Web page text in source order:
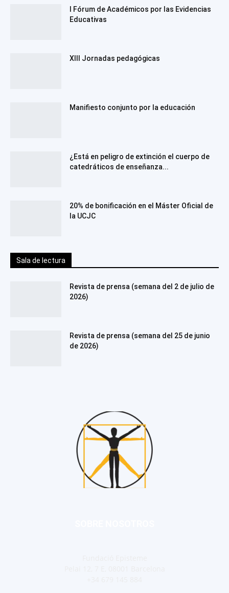
I Fórum de Académicos por las Evidencias
Educativas
XIII Jornadas pedagógicas
Manifiesto conjunto por la educación
¿Está en peligro de extinción el cuerpo de
catedráticos de enseñanza...
20% de bonificación en el Máster Oficial de
la UCJC
Sala de lectura
Revista de prensa (semana del 2 de julio de
2026)
Revista de prensa (semana del 25 de junio
de 2026)